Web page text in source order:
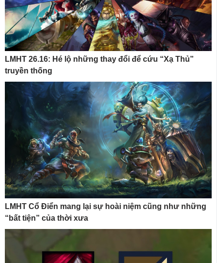
LMHT 26.16: Hé lộ những thay đổi để cứu “Xạ Thủ”
truyền thống
LMHT Cổ Điển mang lại sự hoài niệm cũng như những
“bất tiện” của thời xưa